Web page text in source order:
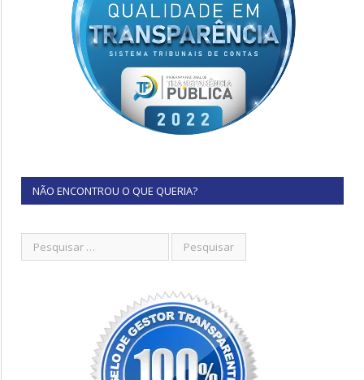
NÃO ENCONTROU O QUE QUERIA?